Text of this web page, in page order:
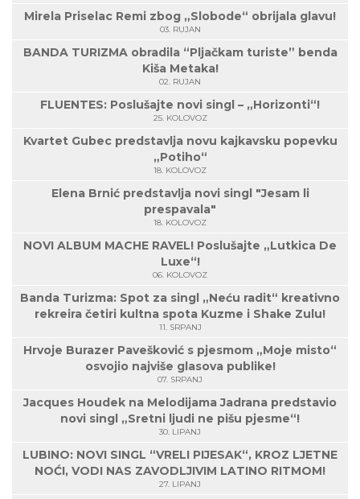
Mirela Priselac Remi zbog „Slobode“ obrijala glavu!
03. RUJAN
BANDA TURIZMA obradila “Pljačkam turiste” benda
Kiša Metaka!
02. RUJAN
FLUENTES: Poslušajte novi singl – „Horizonti“!
25. KOLOVOZ
Kvartet Gubec predstavlja novu kajkavsku popevku
„Potiho“
18. KOLOVOZ
Elena Brnić predstavlja novi singl "Jesam li
prespavala"
18. KOLOVOZ
NOVI ALBUM MACHE RAVEL! Poslušajte „Lutkica De
Luxe“!
06. KOLOVOZ
Banda Turizma: Spot za singl „Neću radit“ kreativno
rekreira četiri kultna spota Kuzme i Shake Zulu!
11. SRPANJ
Hrvoje Burazer Pavešković s pjesmom „Moje misto“
osvojio najviše glasova publike!
07. SRPANJ
Jacques Houdek na Melodijama Jadrana predstavio
novi singl „Sretni ljudi ne pišu pjesme“!
30. LIPANJ
LUBINO: NOVI SINGL “VRELI PIJESAK“, KROZ LJETNE
NOĆI, VODI NAS ZAVODLJIVIM LATINO RITMOM!
27. LIPANJ